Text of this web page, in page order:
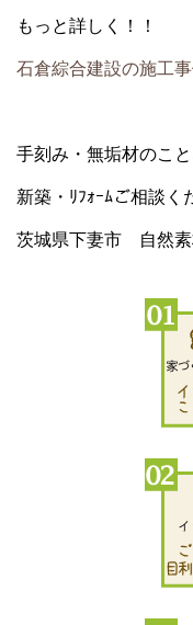
もっと詳しく！！
石倉綜合建設の施工
手刻み・無垢材のこ
新築・ﾘﾌｫｰﾑご相談く
茨城県下妻市 自然